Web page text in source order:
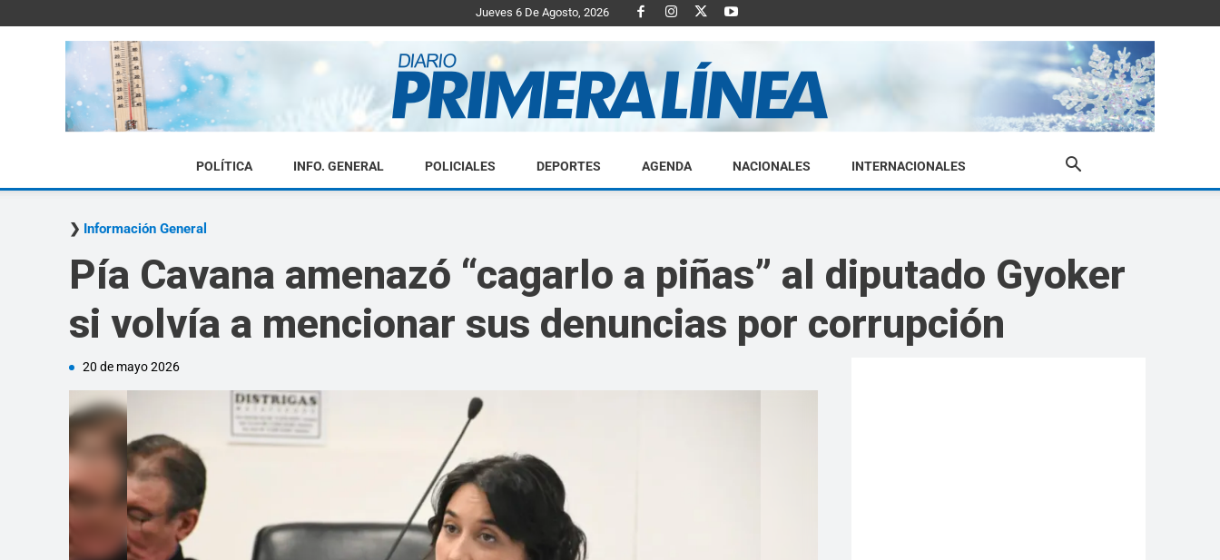
Jueves 6 De Agosto, 2026
Diario
POLÍTICA INFO. GENERAL POLICIALES DEPORTES AGENDA NACIONALES INTERNACIONALES
Información General
Pía Cavana amenazó “cagarlo a piñas” al diputado Gyoker
si volvía a mencionar sus denuncias por corrupción
20 de mayo 2026